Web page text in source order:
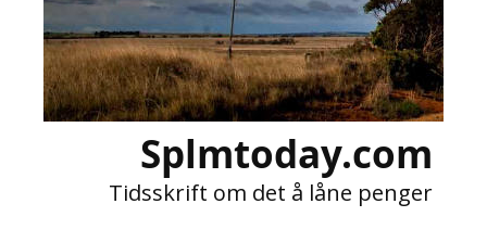
Splmtoday.com
Tidsskrift om det å låne penger